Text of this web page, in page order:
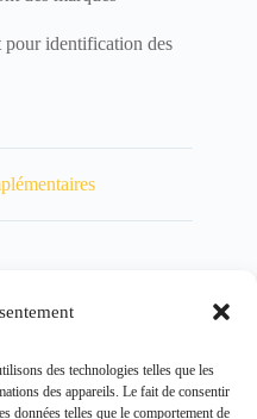
des technologies telles que les
des appareils. Le fait de consentir
données telles que le comportement de
pour identification des
40 kg
FRANCE SAS